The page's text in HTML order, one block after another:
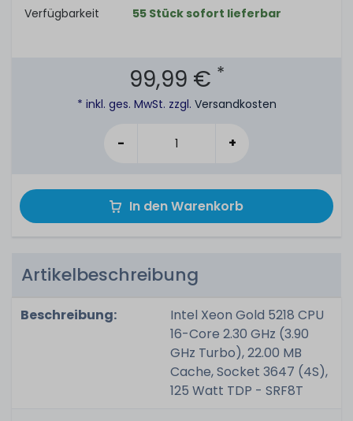
Verfügbarkeit
55 Stück sofort lieferbar
99,99 € *
* inkl. ges. MwSt. zzgl. Versandkosten
- +
In den Warenkorb
Artikelbeschreibung
Beschreibung:
Intel Xeon Gold 5218 CPU
16-Core 2.30 GHz (3.90
GHz Turbo), 22.00 MB
Cache, Socket 3647 (4S),
125 Watt TDP - SRF8T